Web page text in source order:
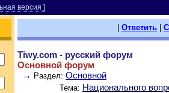
версия ]
Ответить
Tiwy.com - русский форум
Основной форум
→ Раздел: Основной
Тема: Национального